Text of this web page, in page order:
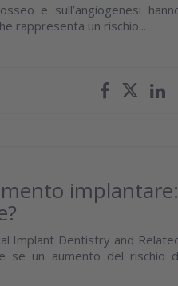
e sull’angiogenesi
rappresenta un rischio...
Implant Dentistry and
se un aumento del rischio